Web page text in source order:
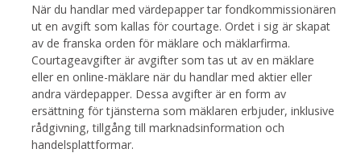
När du handlar med värdepapper tar fondkommissionären
ut en avgift som kallas för courtage. Ordet i sig är skapat
av de franska orden för mäklare och mäklarfirma.
Courtageavgifter är avgifter som tas ut av en mäklare
eller en online-mäklare när du handlar med aktier eller
andra värdepapper. Dessa avgifter är en form av
ersättning för tjänsterna som mäklaren erbjuder, inklusive
rådgivning, tillgång till marknadsinformation och
handelsplattformar.